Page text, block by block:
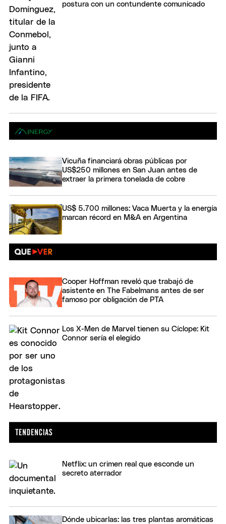
postura con un contundente comunicado
Vicuña financiará obras públicas por
US$250 millones en San Juan antes de
extraer la primera tonelada de cobre
US$ 5.700 millones: Vaca Muerta y la energía
marcan récord en M&A en Argentina
Cooper Hoffman reveló que trabajó de
asistente en The Fabelmans antes de ser
famoso por obligación de PTA
Los X-Men de Marvel tienen su Cíclope: Kit
Connor sería el elegido
Netflix: un crimen real que esconde un
secreto aterrador
Dónde ubicarlas: las tres plantas aromáticas